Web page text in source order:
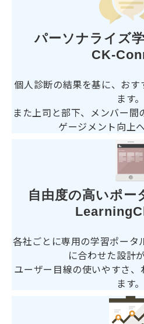
パーソナライズ
CK-
個人診断の結果を基に、お
ます。
また上司と部下、メンバー間
ゲージメント向上
自由度の高いポー
各社ごとに専用の学習ポータ
に合わせた設計
ユーザー目線の使いやすさ
ます。